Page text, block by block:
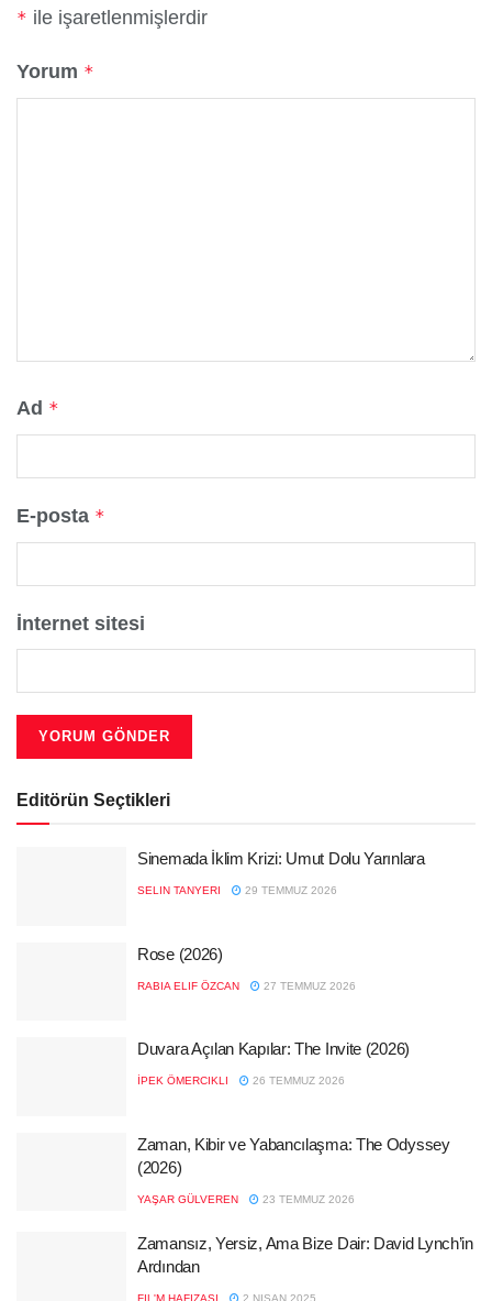
* ile işaretlenmişlerdir
Yorum *
Ad *
E-posta *
İnternet sitesi
Editörün Seçtikleri
Sinemada İklim Krizi: Umut Dolu Yarınlara
SELIN TANYERI 29 TEMMUZ 2026
Rose (2026)
RABIA ELIF ÖZCAN 27 TEMMUZ 2026
Duvara Açılan Kapılar: The Invite (2026)
İPEK ÖMERCIKLI 26 TEMMUZ 2026
Zaman, Kibir ve Yabancılaşma: The Odyssey
(2026)
YAŞAR GÜLVEREN 23 TEMMUZ 2026
Zamansız, Yersiz, Ama Bize Dair: David Lynch’in
Ardından
FIL'M HAFIZASI 2 NISAN 2025